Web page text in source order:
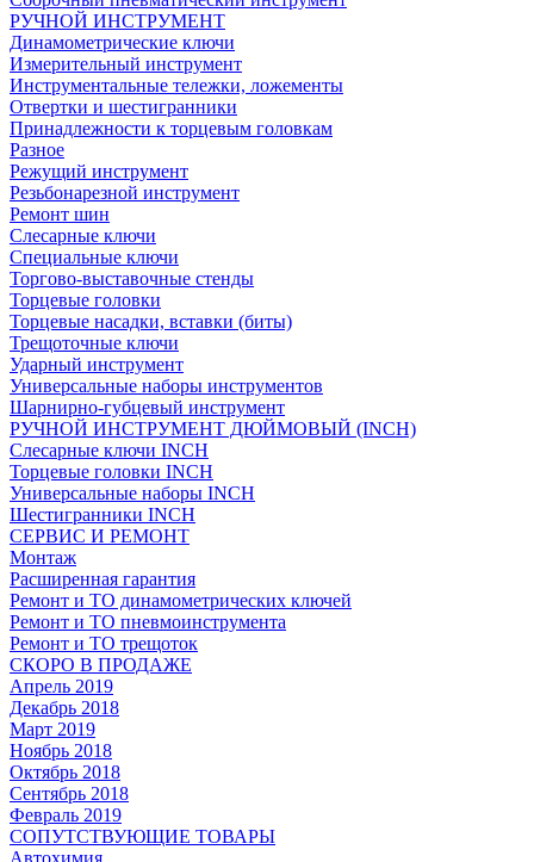
РУЧНОЙ ИНСТРУМЕНТ
Динамометрические ключи
Измерительный инструмент
Инструментальные тележки, ложементы
Отвертки и шестигранники
Принадлежности к торцевым головкам
Разное
Режущий инструмент
Резьбонарезной инструмент
Ремонт шин
Слесарные ключи
Специальные ключи
Торгово-выставочные стенды
Торцевые головки
Торцевые насадки, вставки (биты)
Трещоточные ключи
Ударный инструмент
Универсальные наборы инструментов
Шарнирно-губцевый инструмент
РУЧНОЙ ИНСТРУМЕНТ ДЮЙМОВЫЙ (INCH)
Слесарные ключи INCH
Торцевые головки INCH
Универсальные наборы INCH
Шестигранники INCH
СЕРВИС И РЕМОНТ
Монтаж
Расширенная гарантия
Ремонт и ТО динамометрических ключей
Ремонт и ТО пневмоинструмента
Ремонт и ТО трещоток
СКОРО В ПРОДАЖЕ
Апрель 2019
Декабрь 2018
Март 2019
Ноябрь 2018
Октябрь 2018
Сентябрь 2018
Февраль 2019
СОПУТСТВУЮЩИЕ ТОВАРЫ
Автохимия